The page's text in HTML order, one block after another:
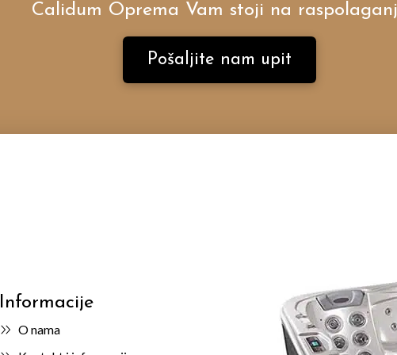
Calidum Oprema Vam stoji na
Pošaljite nam upit
Informacije
O nama